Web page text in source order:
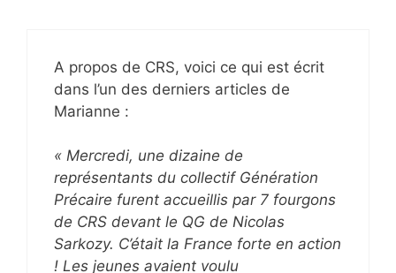
A propos de CRS, voici ce qui est écrit
dans l’un des derniers articles de
Marianne :
« Mercredi, une dizaine de
représentants du collectif Génération
Précaire furent accueillis par 7 fourgons
de CRS devant le QG de Nicolas
Sarkozy. C’était la France forte en action
! Les jeunes avaient voulu